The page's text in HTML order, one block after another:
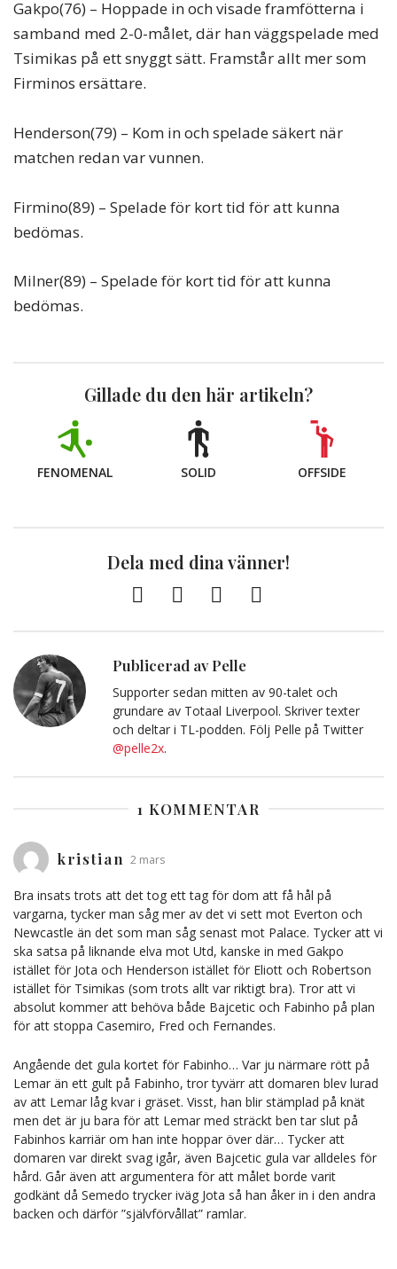
Gakpo(76) – Hoppade in och visade framfötterna i
samband med 2-0-målet, där han väggspelade med
Tsimikas på ett snyggt sätt. Framstår allt mer som
Firminos ersättare.
Henderson(79) – Kom in och spelade säkert när
matchen redan var vunnen.
Firmino(89) – Spelade för kort tid för att kunna
bedömas.
Milner(89) – Spelade för kort tid för att kunna
bedömas.
Gillade du den här artikeln?
FENOMENAL SOLID OFFSIDE
Dela med dina vänner!
FacebookTwitter
Kopiera
till
Publicerad av Pelle
Supporter sedan mitten av 90-talet och
grundare av Totaal Liverpool. Skriver texter
och deltar i TL-podden. Följ Pelle på Twitter
@pelle2x.
1 KOMMENTAR
kristian 2 mars
Bra insats trots att det tog ett tag för dom att få hål på
vargarna, tycker man såg mer av det vi sett mot Everton och
Newcastle än det som man såg senast mot Palace. Tycker att vi
ska satsa på liknande elva mot Utd, kanske in med Gakpo
istället för Jota och Henderson istället för Eliott och Robertson
istället för Tsimikas (som trots allt var riktigt bra). Tror att vi
absolut kommer att behöva både Bajcetic och Fabinho på plan
för att stoppa Casemiro, Fred och Fernandes.
Angående det gula kortet för Fabinho… Var ju närmare rött på
Lemar än ett gult på Fabinho, tror tyvärr att domaren blev lurad
av att Lemar låg kvar i gräset. Visst, han blir stämplad på knät
men det är ju bara för att Lemar med sträckt ben tar slut på
Fabinhos karriär om han inte hoppar över där… Tycker att
domaren var direkt svag igår, även Bajcetic gula var alldeles för
hård. Går även att argumentera för att målet borde varit
godkänt då Semedo trycker iväg Jota så han åker in i den andra
backen och därför ”självförvållat” ramlar.